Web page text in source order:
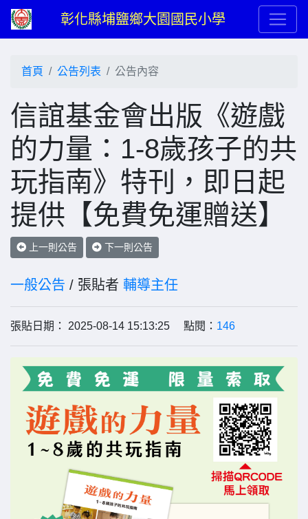
彰化縣埔鹽鄉大園國民小學
首頁 公告列表 公告內容
信誼基金會出版《遊戲
的力量：1-8歲孩子的共
玩指南》特刊，即日起
提供【免費免運贈送】
上一則公告 下一則公告
一般公告 / 張貼者 輔導主任
張貼日期： 2025-08-14 15:13:25 點閱： 146